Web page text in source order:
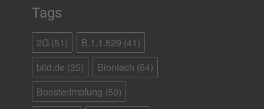
Tags
2G (51) B.1.1.529 (41)
bild.de (25) Biontech (54)
BoosterImpfung (50)